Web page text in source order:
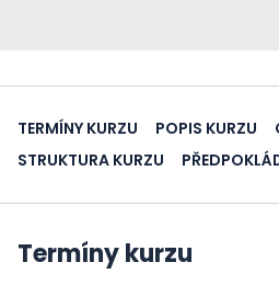
TERMÍNY KURZU POPIS KURZU
STRUKTURA KURZU
Termíny kurzu